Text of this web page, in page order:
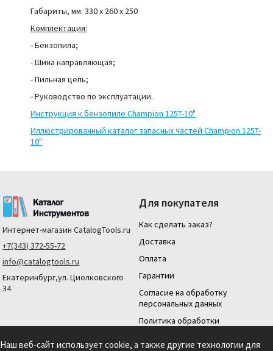
Габариты, мм: 330x 260x 250
Комплектация:
- Бензопила;
- Шина направляющая;
- Пильная цепь;
- Руководство по эксплуатации.
Инструкция кбензопиле Champion 125T-10"
Иллюстрированный каталог запасных частей Champion 125T-
10"
Интернет-магазин CatalogTools.ru
+7(343) 372-55-72
info@catalogtools.ru
Екатеринбург,ул. Циолковского
34
Для покупателя
Как сделать заказ?
Доставка
Оплата
Гарантии
Согласие на обработку
персональных данных
Политика обработки
Для юридических лиц
Наш веб-сайт использует cookie, а также другие технологии для